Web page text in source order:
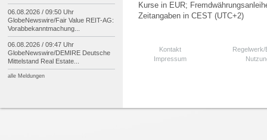
Kurse in EUR;
Zeitangaben in CEST (UTC+2)
Kontakt
Impressum
06.08.2026 / 09:50 Uhr
GlobeNewswire/Fair Value REIT-AG:
Vorabbekanntmachung...
06.08.2026 / 09:47 Uhr
GlobeNewswire/DEMIRE Deutsche
Mittelstand Real Estate...
alle Meldungen